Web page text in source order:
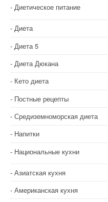
Диетическое питание
Диета
Диета 5
Диета Дюкана
Кето диета
Постные рецепты
Средиземноморская диета
Напитки
Национальные кухни
Азиатская кухня
Американская кухня